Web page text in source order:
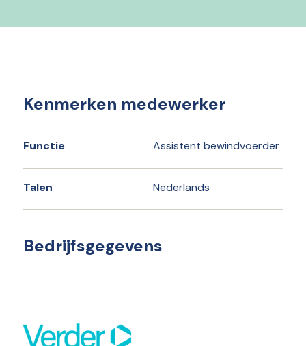
Kenmerken medewerker
Functie Assistent bewindvoerder
Talen Nederlands
Bedrijfsgegevens